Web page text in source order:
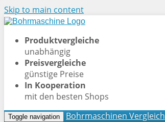
Skip to main content
Produktvergleiche
unabhängig
Preisvergleiche
günstige Preise
In Kooperation
mit den besten Shops
Toggle navigation
Bohrmaschinen Vergleich